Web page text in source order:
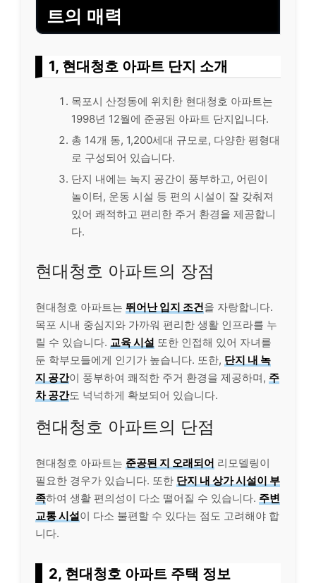
트의 매력
1, 현대청호 아파트 단지 소개
목포시 산정동에 위치한 현대청호 아파트는
1998년 12월에 준공된 아파트 단지입니다.
총 14개 동, 1,200세대 규모로, 다양한 평형대
로 구성되어 있습니다.
단지 내에는 녹지 공간이 풍부하고, 어린이
놀이터, 운동 시설 등 편의 시설이 잘 갖춰져
있어 쾌적하고 편리한 주거 환경을 제공합니
다.
현대청호 아파트의 장점
현대청호 아파트는 뛰어난 입지 조건을 자랑합니다.
목포 시내 중심지와 가까워 편리한 생활 인프라를 누
릴 수 있습니다. 교육 시설 또한 인접해 있어 자녀를
둔 학부모들에게 인기가 높습니다. 또한, 단지 내 녹
지 공간이 풍부하여 쾌적한 주거 환경을 제공하며, 주
차 공간도 넉넉하게 확보되어 있습니다.
현대청호 아파트의 단점
현대청호 아파트는 준공된 지 오래되어 리모델링이
필요한 경우가 있습니다. 또한 단지 내 상가 시설이 부
족하여 생활 편의성이 다소 떨어질 수 있습니다. 주변
교통 시설이 다소 불편할 수 있다는 점도 고려해야 합
니다.
2, 현대청호 아파트 주택 정보